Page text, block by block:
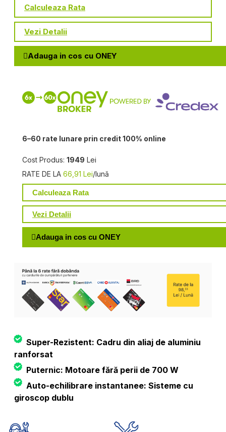
Calculeaza Rata
Vezi Detalii
Adauga in cos cu ONEY
6–60 rate lunare prin credit 100% online
Cost Produs: 1949 Lei
RATE DE LA 66,91 Lei/lună
Calculeaza Rata
Vezi Detalii
Adauga in cos cu ONEY
Super-Rezistent: Cadru din aliaj de aluminiu
ranforsat
Puternic: Motoare fără perii de 700 W
Auto-echilibrare instantanee: Sisteme cu
giroscop dublu